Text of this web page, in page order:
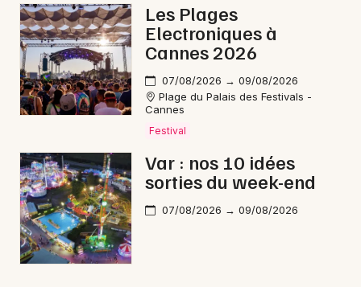
Les Plages
Electroniques à
Cannes 2026
07/08/2026 → 09/08/2026
Plage du Palais des Festivals -
Cannes
Festival
Var : nos 10 idées
sorties du week-end
07/08/2026 → 09/08/2026